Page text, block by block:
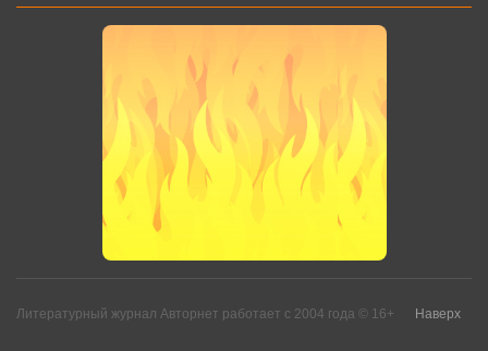
Наверх
Литературный журнал Авторнет работает с 2004 года © 16+